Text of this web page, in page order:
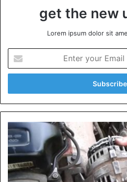
get the new
Lorem ipsum dolor sit
t
r
y
u
r
E
m
a
i